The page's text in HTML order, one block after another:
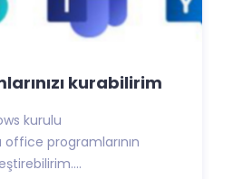
kurabilirim
kurulu
office programlarının